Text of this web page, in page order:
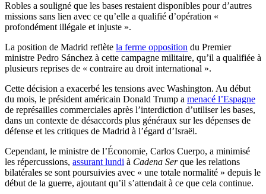
Robles a souligné que les bases restaient disponibles pour d’autres
missions sans lien avec ce qu’elle a qualifié d’opération «
profondément illégale et injuste ».
La position de Madrid reflète la ferme opposition du Premier
ministre Pedro Sánchez à cette campagne militaire, qu’il a qualifiée à
plusieurs reprises de « contraire au droit international ».
Cette décision a exacerbé les tensions avec Washington. Au début
du mois, le président américain Donald Trump a menacé l’Espagne
de représailles commerciales après l’interdiction d’utiliser les bases,
dans un contexte de désaccords plus généraux sur les dépenses de
défense et les critiques de Madrid à l’égard d’Israël.
Cependant, le ministre de l’Économie, Carlos Cuerpo, a minimisé
les répercussions, assurant lundi à Cadena Serque les relations
bilatérales se sont poursuivies avec « une totale normalité » depuis le
début de la guerre, ajoutant qu’il s’attendait à ce que cela continue.